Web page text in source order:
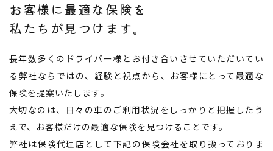
​​​​​​​お客様に最適な保険を
​​​​​​​私たちが見つけます。
長年数多くのドライバー様とお付き合いさせていただいてい
る弊社ならではの、経験と視点から、お客様にとって最適な
保険を提案いたします。
大切なのは、日々の車のご利用状況をしっかりと把握したう
えで、お客様だけの最適な保険を見つけることです。
弊社は保険代理店として下記の保険会社を取り扱っておりま